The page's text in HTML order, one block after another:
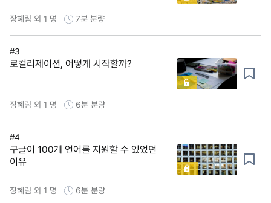
장혜림 외 1 명 7분 분량
#3
로컬리제이션, 어떻게 시작할까?
장혜림 외 1 명 6분 분량
#4
구글이 100개 언어를 지원할 수 있었던
이유
장혜림 외 1 명 6분 분량